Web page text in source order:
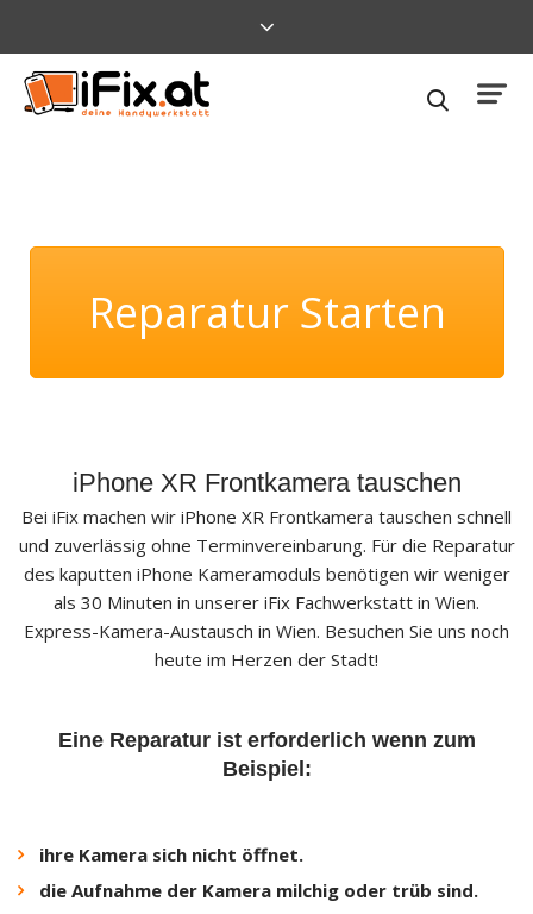
Reparatur Starten
iPhone XR Frontkamera tauschen
Bei iFix machen wir iPhone XR Frontkamera tauschen schnell
und zuverlässig ohne Terminvereinbarung. Für die Reparatur
des kaputten iPhone Kameramoduls benötigen wir weniger
als 30 Minuten in unserer iFix Fachwerkstatt in Wien.
Express-Kamera-Austausch in Wien. Besuchen Sie uns noch
heute im Herzen der Stadt!
Eine Reparatur ist erforderlich wenn zum
Beispiel:
ihre Kamera sich nicht öffnet.
die Aufnahme der Kamera milchig oder trüb sind.